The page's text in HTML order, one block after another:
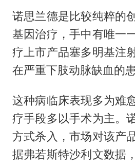
诺思兰德是比较纯粹的
基因治疗，手中有唯一
疗上市产品塞多明基注
在严重下肢动脉缺血的患
这种病临床表现多为难
疗手段多以手术为主。
方式杀入，市场对该产
据弗若斯特沙利文数据